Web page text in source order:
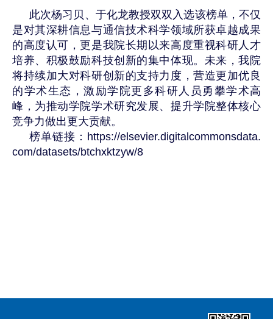
此次杨习贝、于化龙教授双双入选该榜单，不仅
是对其深耕信息与通信技术科学领域所获卓越成果
的高度认可，更是我院长期以来高度重视科研人才
培养、积极鼓励科技创新的集中体现。未来，我院
将持续加大对科研创新的支持力度，营造更加优良
的学术生态，激励学院更多科研人员勇攀学术高
峰，为推动学院学术研究发展、提升学院整体核心
竞争力做出更大贡献。
榜单链接：https://elsevier.digitalcommonsdata.
com/datasets/btchxktzyw/8